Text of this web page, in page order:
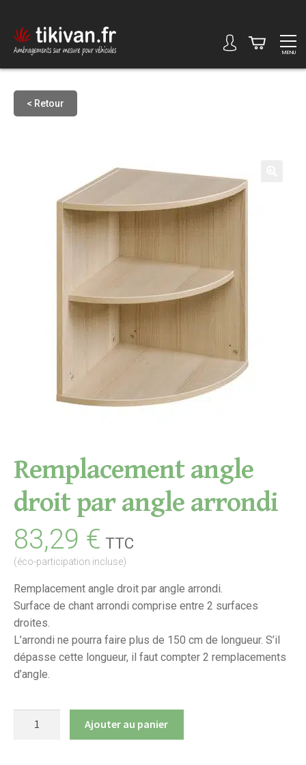
MENU
< Retour
Remplacement angle
droit par angle arrondi
83,29 € TTC
(éco-participation incluse)
Remplacement angle droit par angle arrondi.
Surface de chant arrondi comprise entre 2 surfaces
droites.
L’arrondi ne pourra faire plus de 150 cm de longueur. S’il
dépasse cette longueur, il faut compter 2 remplacements
d’angle.
Ajouter au panier